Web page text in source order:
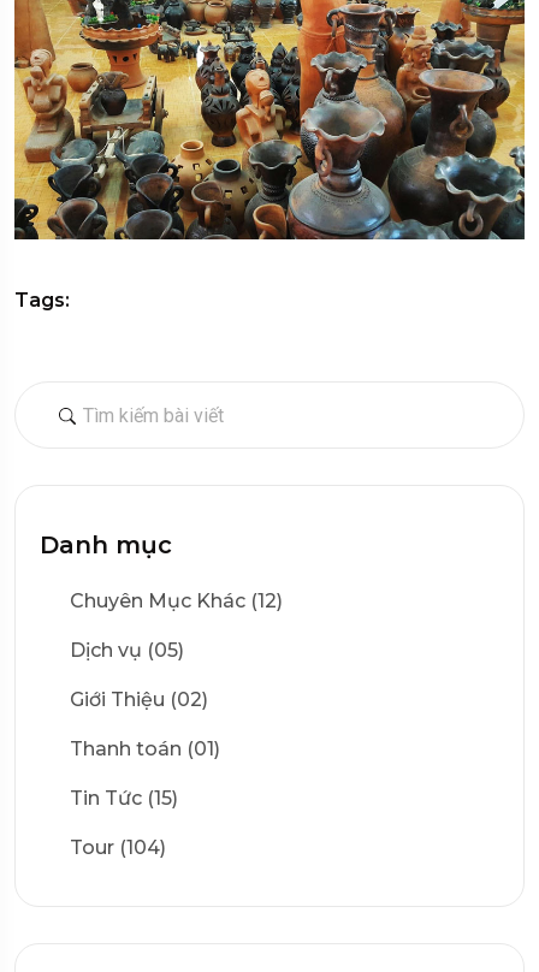
Danh mục
Chuyên Mục Khác (12)
Dịch vụ (05)
Giới Thiệu (02)
Thanh toán (01)
Tin Tức (15)
Tour (104)
Tags: